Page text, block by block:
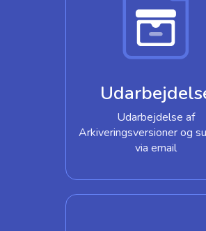
Udarbejdelse af
Arkiveringsversioner og
via email